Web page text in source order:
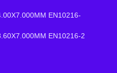
EN10216-
EN10216-2